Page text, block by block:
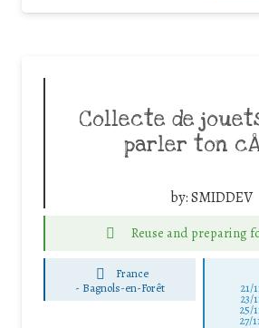
Collecte de
parler ton
by:SMIDDEV
Reuse and preparing
France
- Bagnols-en-Forêt 21/
23/
25/
27/